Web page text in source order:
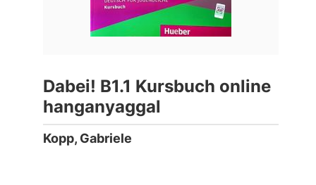
Dabei! B1.1 Kursbuch online
hanganyaggal
Kopp, Gabriele